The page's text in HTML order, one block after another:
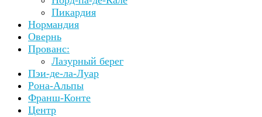
Пикардия
Нормандия
Овернь
Прованс:
Лазурный берег
Пэи-де-ла-Луар
Рона-Альпы
Франш-Конте
Центр